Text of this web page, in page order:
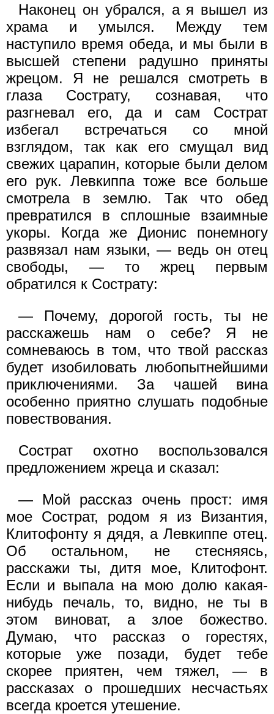
Наконец он убрался, а я вышел из
храма и умылся. Между тем
наступило время обеда, и мы были в
высшей степени радушно приняты
жрецом. Я не решался смотреть в
глаза Сострату, сознавая, что
разгневал его, да и сам Сострат
избегал встречаться со мной
взглядом, так как его смущал вид
свежих царапин, которые были делом
его рук. Левкиппа тоже все больше
смотрела в землю. Так что обед
превратился в сплошные взаимные
укоры. Когда же Дионис понемногу
развязал нам языки, — ведь он отец
свободы, — то жрец первым
обратился к Сострату:
— Почему, дорогой гость, ты не
расскажешь нам о себе? Я не
сомневаюсь в том, что твой рассказ
будет изобиловать любопытнейшими
приключениями. За чашей вина
особенно приятно слушать подобные
повествования.
Сострат охотно воспользовался
предложением жреца и сказал:
— Мой рассказ очень прост: имя
мое Сострат, родом я из Византия,
Клитофонту я дядя, а Левкиппе отец.
Об остальном, не стесняясь,
расскажи ты, дитя мое, Клитофонт.
Если и выпала на мою долю какая-
нибудь печаль, то, видно, не ты в
этом виноват, а злое божество.
Думаю, что рассказ о горестях,
которые уже позади, будет тебе
скорее приятен, чем тяжел, — в
рассказах о прошедших несчастьях
всегда кроется утешение.